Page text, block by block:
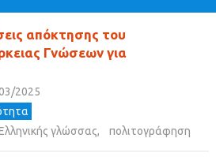
απόκτησης του
Γνώσεων για
2025
γλώσσας, πολιτογράφηση